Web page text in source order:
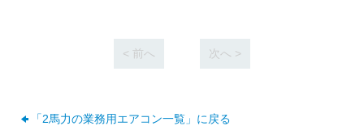
< 前へ 次へ >
「2馬力の業務用エアコン一覧」に戻る